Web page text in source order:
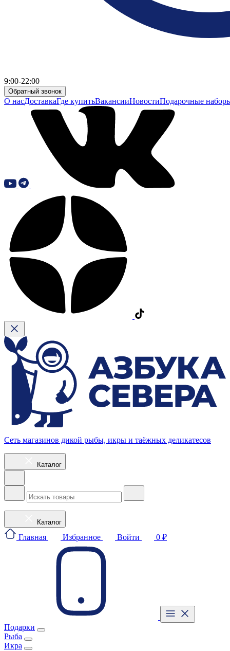
9:00-22:00
Обратный звонок
О насДоставкаГде купитьВакансииНовостиПодарочные
Сеть магазинов дикой рыбы, икры и таёжных деликатесов
Каталог
Каталог
Главная Избранное Войти 0 ₽
Подарки
Рыба
Икра